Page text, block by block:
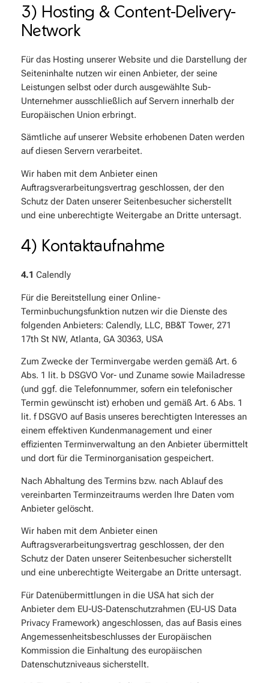
3) Hosting & Content-Delivery-
Network
Für das Hosting unserer Website und die Darstellung der
Seiteninhalte nutzen wir einen Anbieter, der seine
Leistungen selbst oder durch ausgewählte Sub-
Unternehmer ausschließlich auf Servern innerhalb der
Europäischen Union erbringt.
Sämtliche auf unserer Website erhobenen Daten werden
auf diesen Servern verarbeitet.
Wir haben mit dem Anbieter einen
Auftragsverarbeitungsvertrag geschlossen, der den
Schutz der Daten unserer Seitenbesucher sicherstellt
und eine unberechtigte Weitergabe an Dritte untersagt.
4) Kontaktaufnahme
4.1 Calendly
Für die Bereitstellung einer Online-
Terminbuchungsfunktion nutzen wir die Dienste des
folgenden Anbieters: Calendly, LLC, BB&T Tower, 271
17th St NW, Atlanta, GA 30363, USA
Zum Zwecke der Terminvergabe werden gemäß Art. 6
Abs. 1 lit. b DSGVO Vor- und Zuname sowie Mailadresse
(und ggf. die Telefonnummer, sofern ein telefonischer
Termin gewünscht ist) erhoben und gemäß Art. 6 Abs. 1
lit. f DSGVO auf Basis unseres berechtigten Interesses an
einem effektiven Kundenmanagement und einer
effizienten Terminverwaltung an den Anbieter übermittelt
und dort für die Terminorganisation gespeichert.
Nach Abhaltung des Termins bzw. nach Ablauf des
vereinbarten Terminzeitraums werden Ihre Daten vom
Anbieter gelöscht.
Wir haben mit dem Anbieter einen
Auftragsverarbeitungsvertrag geschlossen, der den
Schutz der Daten unserer Seitenbesucher sicherstellt
und eine unberechtigte Weitergabe an Dritte untersagt.
Für Datenübermittlungen in die USA hat sich der
Anbieter dem EU-US-Datenschutzrahmen (EU-US Data
Privacy Framework) angeschlossen, das auf Basis eines
Angemessenheitsbeschlusses der Europäischen
Kommission die Einhaltung des europäischen
Datenschutzniveaus sicherstellt.